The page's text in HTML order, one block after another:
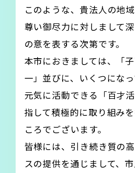
このような、貴法人の地
尊い御尽力に対しまして
の意を表する次第です。
本市におきましては、「
一」並びに、いくつにな
元気に活動できる「百才
指して積極的に取り組み
ころでございます。
皆様には、引き続き質の
スの提供を通じまして、